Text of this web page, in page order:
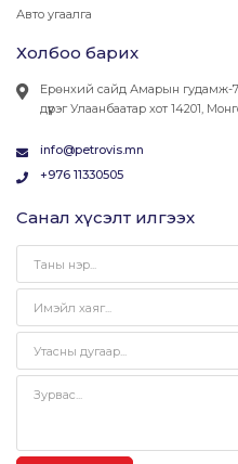
Авто угаалга
Холбоо барих
Ерөнхий сайд Амарын гудамж-
дүүрэг Улаанбаатар хот 14201,
info@petrovis.mn
+976 11330505
Санал хүсэлт илгээх